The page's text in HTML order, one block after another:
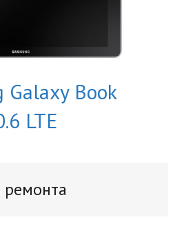
Galaxy Book
LTE
ремонта